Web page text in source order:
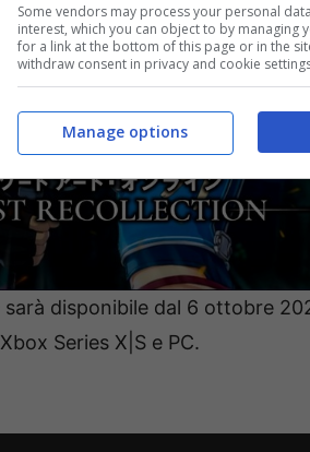
sarà disponibile dal 6 ottobre
Series X|S e PC.
Some vendors may process your personal
interest, which you can object to by managing
for a link at the bottom of this page or in the
withdraw consent in privacy and cookie
Manage options